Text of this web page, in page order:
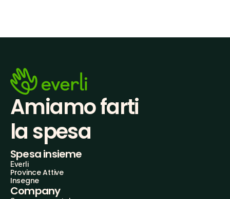
Amiamo farti
la spesa
Spesa insieme
Everli
Province Attive
Insegne
Company